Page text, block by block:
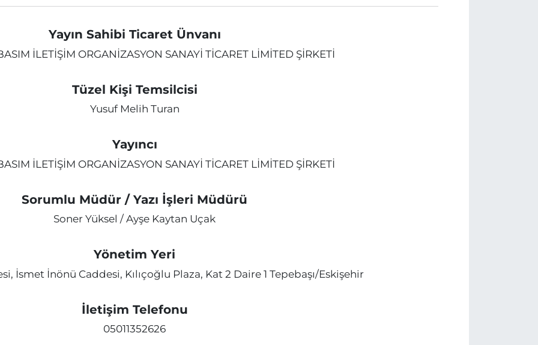
Yayın Sahibi Ticaret Ünvanı
İLETİŞİM ORGANİZASYON SANAYİ TİCARET LİMİTED ŞİRKETİ
Tüzel Kişi Temsilcisi
Yusuf Melih Turan
Yayıncı
İLETİŞİM ORGANİZASYON SANAYİ TİCARET LİMİTED ŞİRKETİ
Sorumlu Müdür / Yazı İşleri Müdürü
Soner Yüksel / Ayşe Kaytan Uçak
Yönetim Yeri
İsmet İnönü Caddesi, Kılıçoğlu Plaza, Kat 2 Daire 1 Tepebaşı/Eskişehir
İletişim Telefonu
05011352626